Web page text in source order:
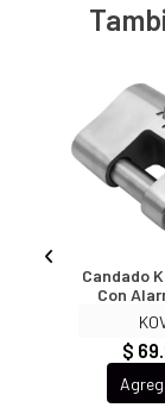
Candado
Con
Cadenas
$